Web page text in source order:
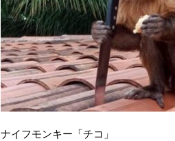
ナイフモンキー「チコ」